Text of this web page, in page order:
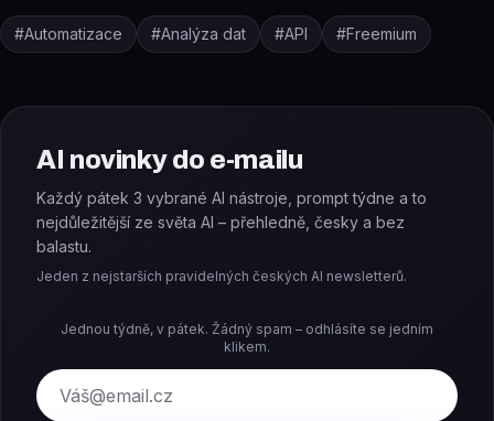
#Automatizace #Analýza dat #API #Freemium
AI novinky do e-mailu
Každý pátek 3 vybrané AI nástroje, prompt týdne a to
nejdůležitější ze světa AI – přehledně, česky a bez
balastu.
Jeden z nejstarších pravidelných českých AI newsletterů.
Jednou týdně, v pátek. Žádný spam – odhlásíte se jedním
klikem.
E-mail